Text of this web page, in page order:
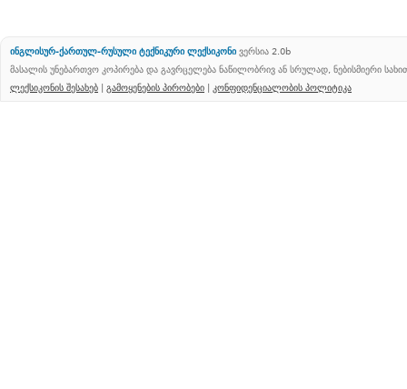
ინგლისურ-ქართულ-რუსული ტექნიკური ლექსიკონი ვერსია 2.0b
მასალის უნებართვო კოპირება და გავრცელება ნაწილობრივ ან სრულად, ნებისმიერი
ლექსიკონის შესახებ | გამოყენების პირობები | კონფიდენციალობის პოლიტიკა